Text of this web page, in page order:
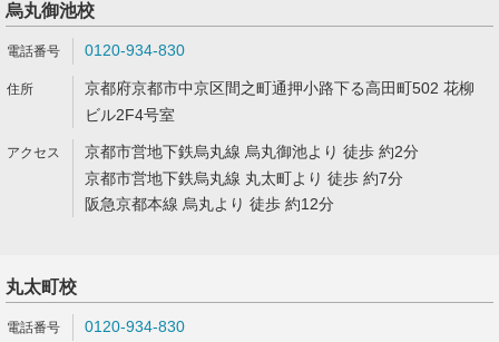
烏丸御池校
0120-934-830
京都府京都市中京区間之町通押小路下る高田町502 花柳
ビル2F4号室
京都市営地下鉄烏丸線 烏丸御池より 徒歩 約2分
京都市営地下鉄烏丸線 丸太町より 徒歩 約7分
阪急京都本線 烏丸より 徒歩 約12分
丸太町校
0120-934-830